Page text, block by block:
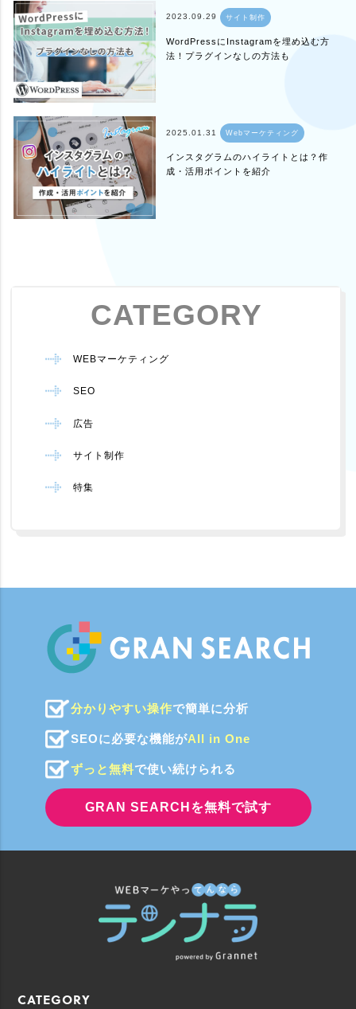
2023.09.29 サイト制作
WordPressにInstagramを埋め込む方
法！プラグインなしの方法も
2025.01.31 Webマーケティング
インスタグラムのハイライトとは？作
成・活用ポイントを紹介
CATEGORY
WEBマーケティング
SEO
広告
サイト制作
特集
分かりやすい操作で簡単に分析
SEOに必要な機能がAll in One
ずっと無料で使い続けられる
GRAN SEARCHを無料で試す
CATEGORY